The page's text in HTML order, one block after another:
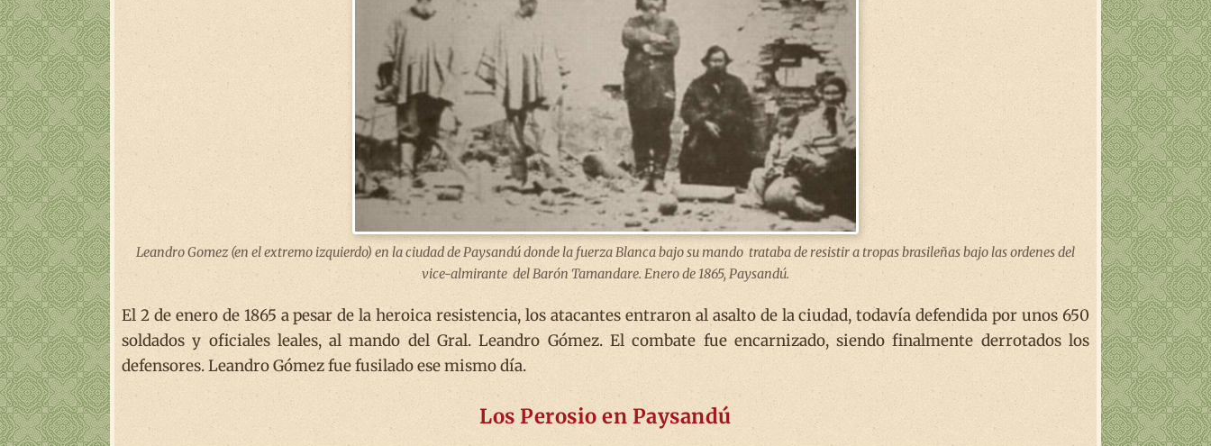
Leandro Gomez (en el extremo izquierdo) en la ciudad de Paysandú donde la fuerza Blanca bajo su mando trataba de resistir a tropas brasileñas bajo las ordenes del
vice-almirante del Barón Tamandare. Enero de 1865, Paysandú.
El 2 de enero de 1865 a pesar de la heroica resistencia, los atacantes entraron al asalto de la ciudad, todavía defendida por unos 650
soldados y oficiales leales, al mando del Gral. Leandro Gómez. El combate fue encarnizado, siendo finalmente derrotados los
defensores. Leandro Gómez fue fusilado ese mismo día.
Los Perosio en Paysandú